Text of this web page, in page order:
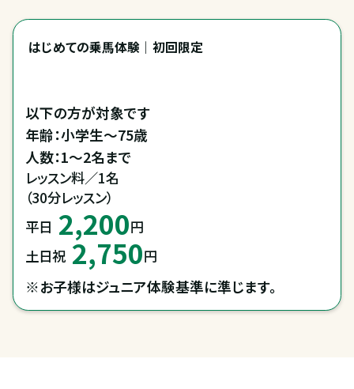
はじめての乗馬体験｜初回限定
以下の方が対象です
年齢：小学生～75歳
レッスン料／1名
（30分レッスン）
平日 2,200円
土日祝 2,750円
※お子様はジュニア体験基準に準じます。